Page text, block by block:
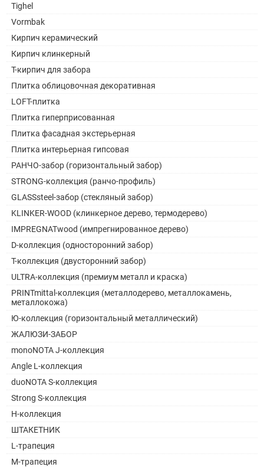
Tighel
Vormbak
Кирпич керамический
Кирпич клинкерный
Т-кирпич для забора
Плитка облицовочная декоративная
LOFT-плитка
Плитка гиперприсованная
Плитка фасадная экстерьерная
Плитка интерьерная гипсовая
РАНЧО-забор (горизонтальный забор)
STRONG-коллекция (ранчо-профиль)
GLASSsteel-забор (стекляный забор)
KLINKER-WOOD (клинкерное дерево, термодерево)
IMPREGNATwood (импрегнированное дерево)
D-коллекция (односторонний забор)
Т-коллекция (двусторонний забор)
ULTRA-коллекция (премиум металл и краска)
PRINTmittal-коллекция (металлодерево, металлокамень,
металлокожа)
Ю-коллекция (горизонтальный металлический)
ЖАЛЮЗИ-ЗАБОР
monoNOTA J-коллекция
Angle L-коллекция
duoNOTA S-коллекция
Strong S-коллекция
H-коллекция
ШТАКЕТНИК
L-трапеция
M-трапеция